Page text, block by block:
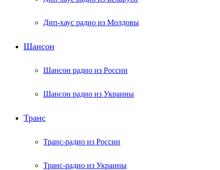
Дип-хаус радио из Молдовы
Шансон
Шансон радио из России
Шансон радио из Украины
Транс
Транс-радио из России
Транс-радио из Украины